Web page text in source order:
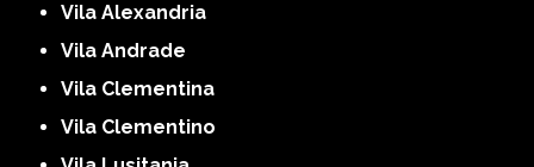
Vila Alexandria
Vila Andrade
Vila Clementina
Vila Clementino